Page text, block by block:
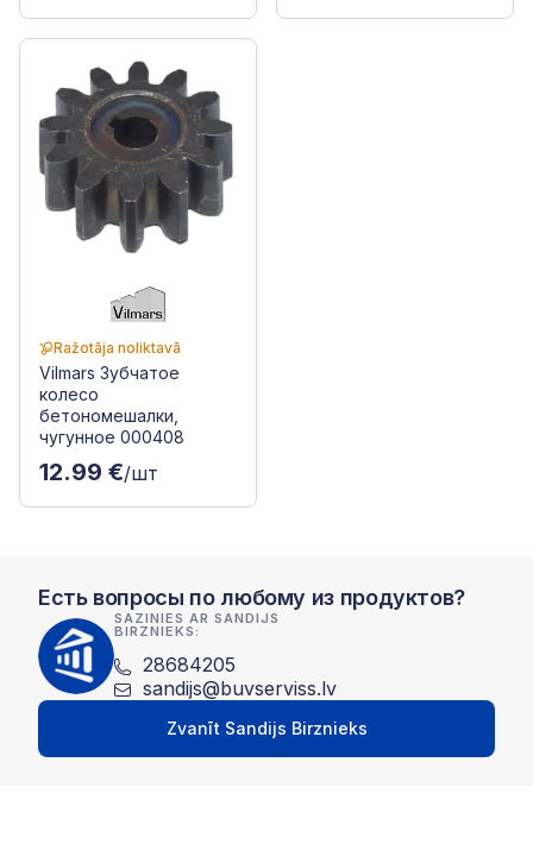
Ražotāja noliktavā
Vilmars Зубчатое
колесо
бетономешалки,
чугунное 000408
12.99 €/шт
Есть вопросы по любому из продуктов?
SAZINIES AR SANDIJS
BIRZNIEKS:
28684205
sandijs@buvserviss.lv
Zvanīt Sandijs Birznieks